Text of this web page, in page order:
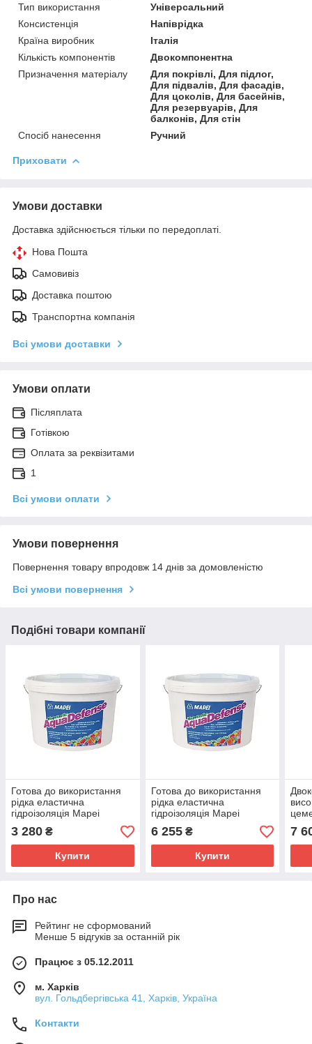
Тип використання
Універсальний
Консистенція
Напіврідка
Країна виробник
Італія
Кількість компонентів
Двокомпонентна
Призначення матеріалу
Для покрівлі, Для підлог,
Для підвалів, Для фасадів,
Для цоколів, Для басейнів,
Для резервуарів, Для
балконів, Для стін
Спосіб нанесення
Ручний
Приховати
Умови доставки
Доставка здійснюється тільки по передоплаті.
Нова Пошта
Самовивіз
Доставка поштою
Транспортна компанія
Всі умови доставки
Умови оплати
Післяплата
Готівкою
Оплата за реквізитами
1
Всі умови оплати
Умови повернення
Повернення товару впродовж 14 днів за домовленістю
Всі умови повернення
Подібні товари компанії
Готова до використання
рідка еластична
гідроізоляція Mapei
Mapelastic
Aquadefense/7.5
кг(Мапеластик)Харків
3 280 ₴
Купити
Готова до використання
рідка еластична
гідроізоляція Mapei
Mapelastic
Aquadefense/
6 255₴
Купити
+ B
7
Про нас
Рейтинг не сформований
Менше 5 відгуків за останній рік
Працює з 05.12.2011
м. Харків
вул. Гольдбергівська 41, Харків, Україна
Контакти